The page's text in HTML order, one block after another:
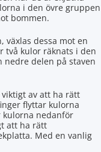
i den övre gruppen
bommen.
växlas dessa mot en
två kulor räknats i den
nedre delen på staven
av att ha rätt
flyttar kulorna
kulorna nedanför
att ha rätt
Med en vanlig